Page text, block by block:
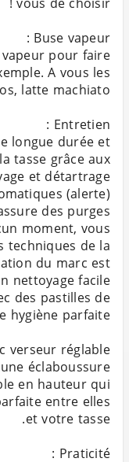
pour faire
A vous les
longue durée et
tasse grâce aux
et détartrage
des purges
moment, vous
techniques de la
du marc est
des pastilles de
éclaboussure
en hauteur qui
entre elles